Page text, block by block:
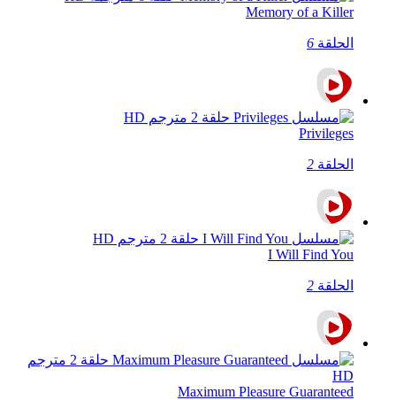
Memory of a Killer
الحلقة 6
Privileges
الحلقة 2
I Will Find You
الحلقة 2
Maximum Pleasure Guaranteed